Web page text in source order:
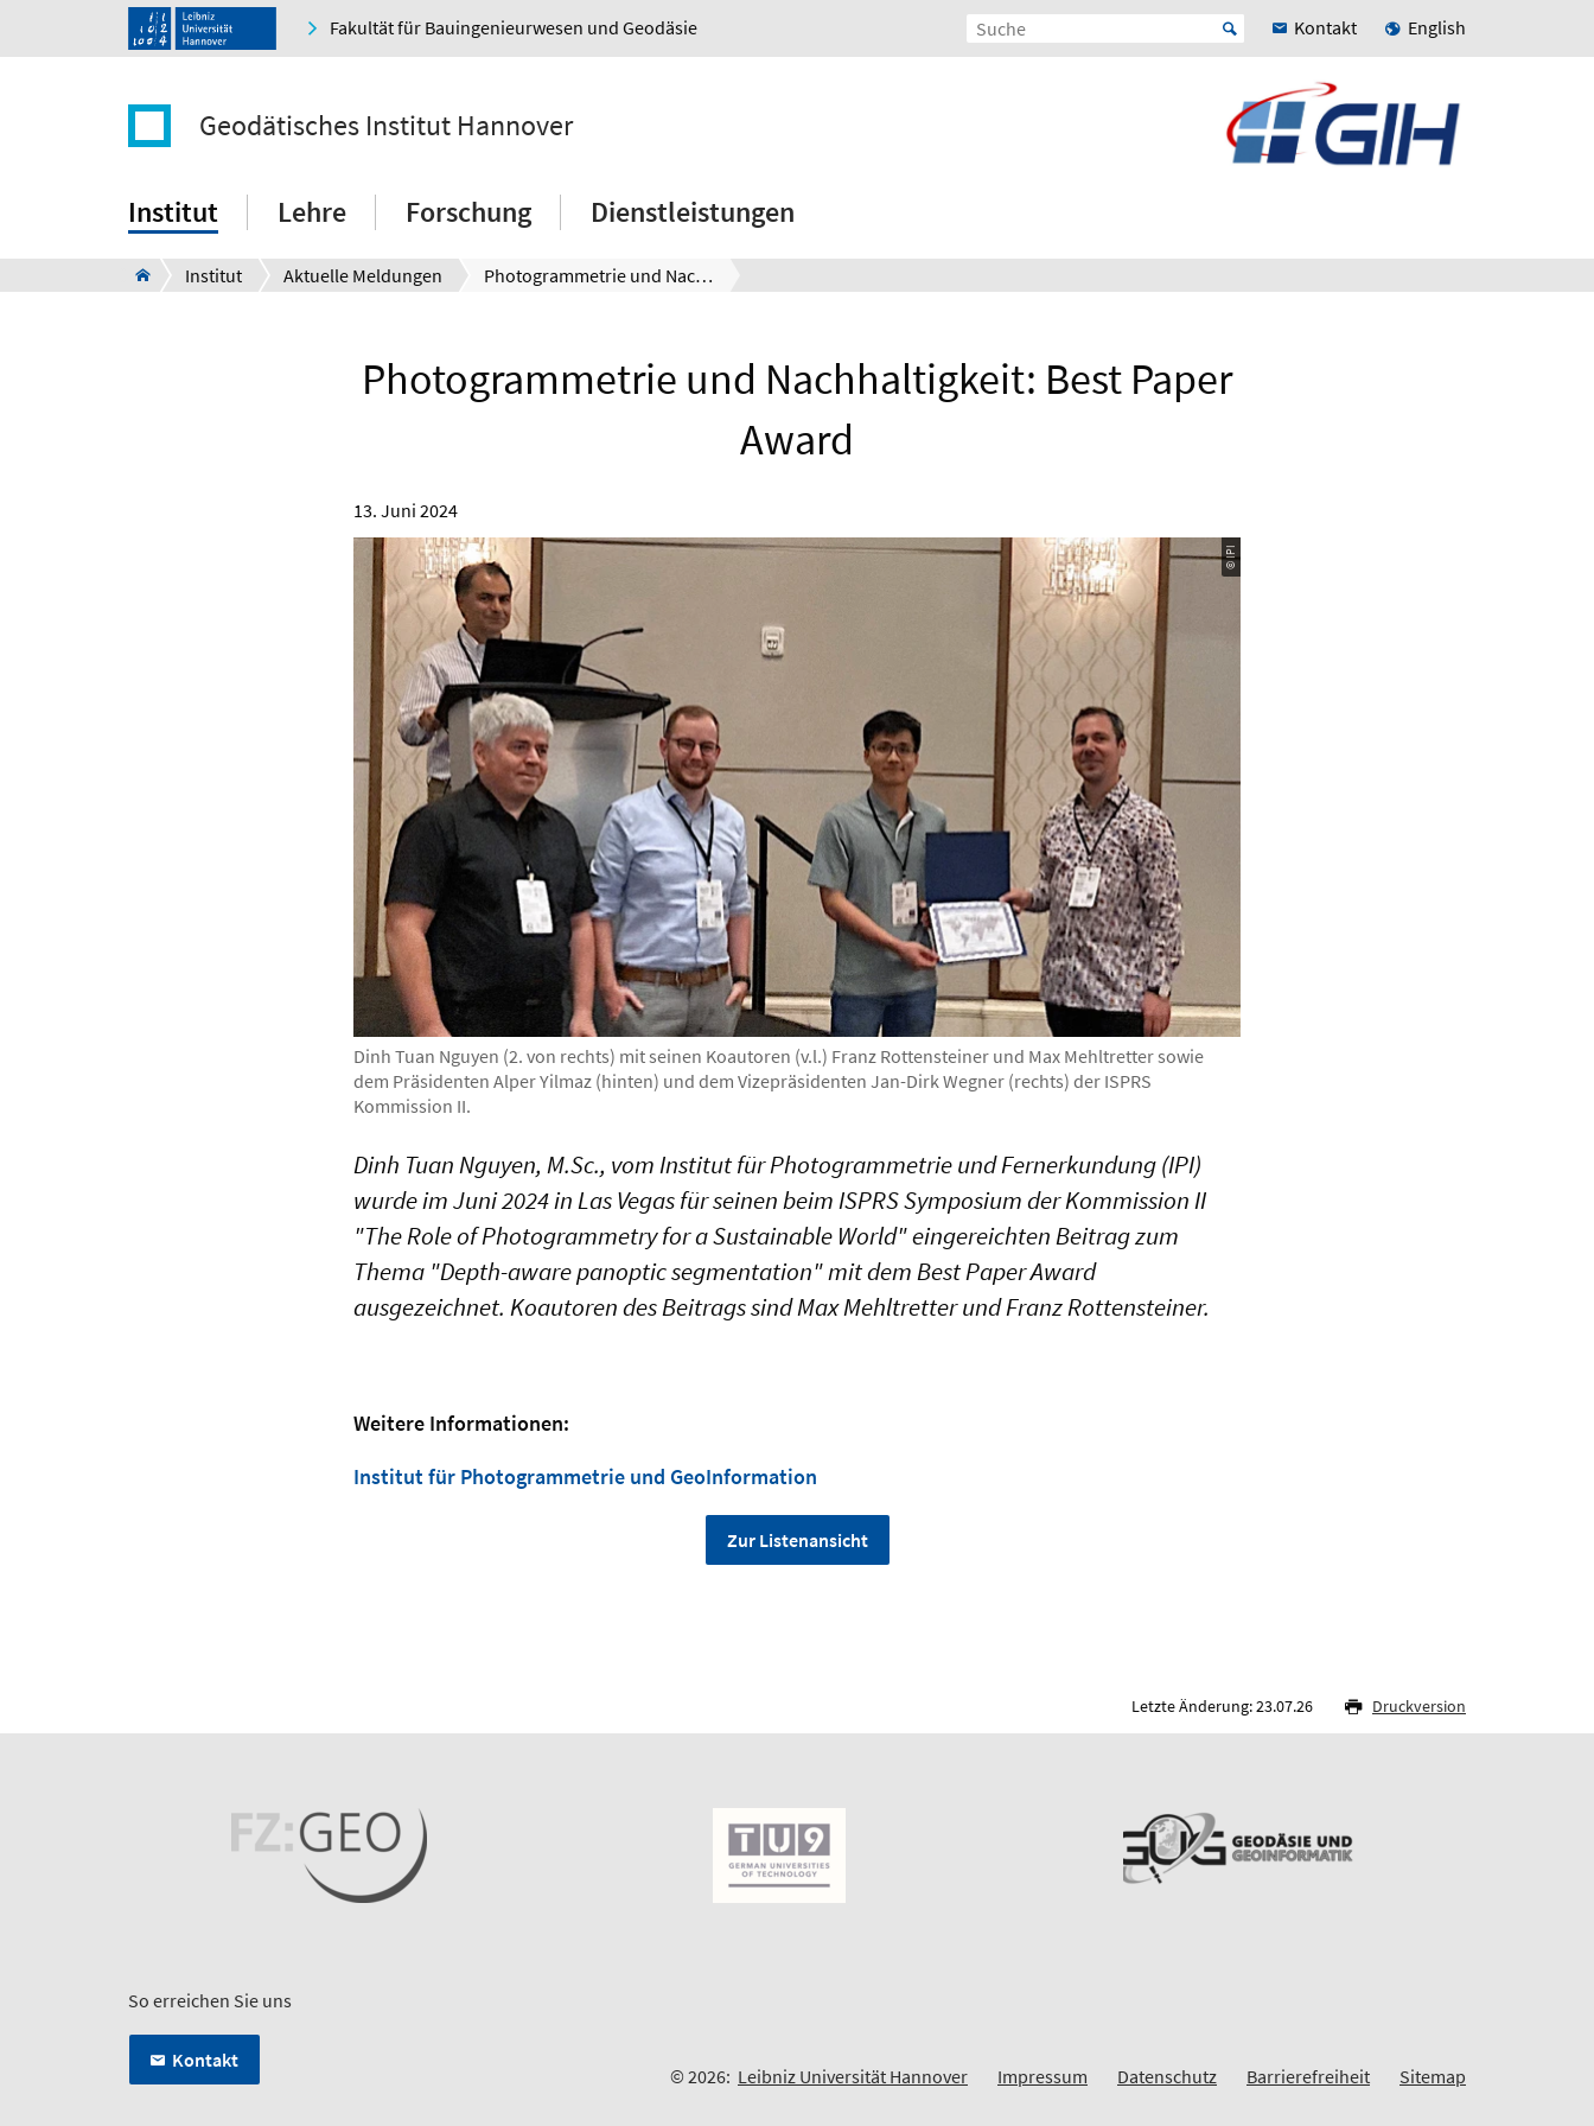
Fakultät für Bauingenieurwesen und Geodäsie Kontakt English
Geodätisches Institut Hannover
Institut Lehre Forschung Dienstleistungen
Institut Aktuelle Meldungen Photogrammetrie und Nachhaltigkeit: Best Paper Award
Photogrammetrie und Nachhaltigkeit: Best Paper
Award
13. Juni 2024
© IPI
Dinh Tuan Nguyen (2. von rechts) mit seinen Koautoren (v.l.) Franz Rottensteiner und Max Mehltretter sowie
dem Präsidenten Alper Yilmaz (hinten) und dem Vizepräsidenten Jan-Dirk Wegner (rechts) der ISPRS
Kommission II.
Dinh Tuan Nguyen, M.Sc., vom Institut für Photogrammetrie und Fernerkundung (IPI)
wurde im Juni 2024 in Las Vegas für seinen beim ISPRS Symposium der Kommission II
"The Role of Photogrammetry for a Sustainable World" eingereichten Beitrag zum
Thema "Depth-aware panoptic segmentation" mit dem Best Paper Award
ausgezeichnet. Koautoren des Beitrags sind Max Mehltretter und Franz Rottensteiner.
Weitere Informationen:
Institut für Photogrammetrie und GeoInformation
Zur Listenansicht
Letzte Änderung: 23.07.26 Druckversion
So erreichen Sie uns
Kontakt
© 2026: Leibniz Universität Hannover Impressum Datenschutz Barrierefreiheit Sitemap